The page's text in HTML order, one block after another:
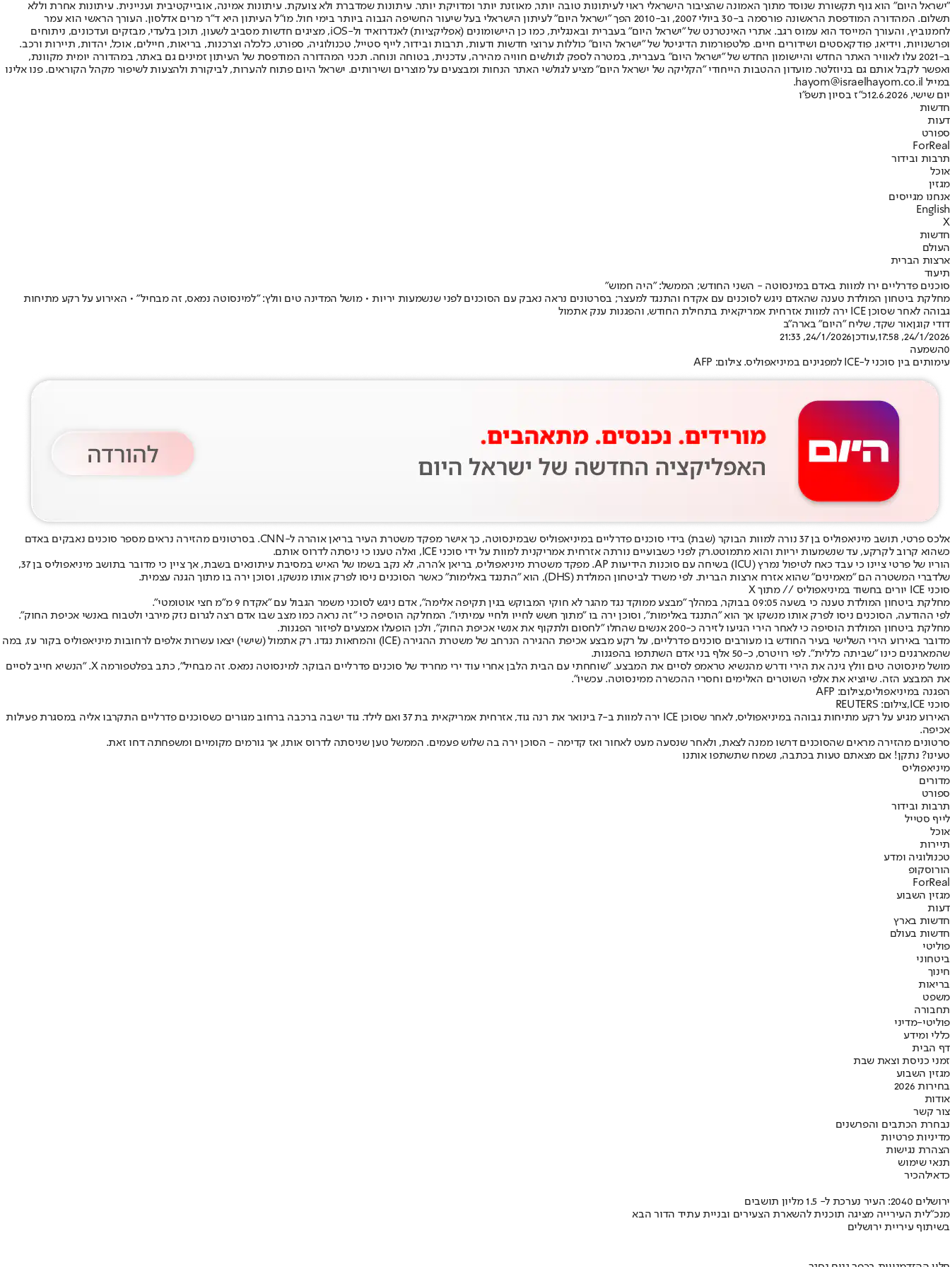
"ישראל היום" הוא גוף תקשורת שנוסד מתוך האמונה שהציבור הישראלי ראוי לעיתונות טובה יותר, מאוזנת יותר ומדויקת יותר. עיתונות שמדברת ולא צועקת. עיתונות אמינה, אובייקטיבית ועניינית. עיתונות אחרת וללא
תשלום. המהדורה המודפסת הראשונה פורסמה ב-30 ביולי 2007, וב-2010 הפך "ישראל היום" לעיתון הישראלי בעל שיעור החשיפה הגבוה ביותר בימי חול. מו"ל העיתון היא ד"ר מרים אדלסון. העורך הראשי הוא עמר
לחמנוביץ, והעורך המייסד הוא עמוס רגב. אתרי האינטרנט של "ישראל היום" בעברית ובאנגלית, כמו כן היישומונים (אפליקציות) לאנדרואיד ול-iOS, מציגים חדשות מסביב לשעון, תוכן בלעדי, מבזקים ועדכונים, ניתוחים
ופרשנויות, וידיאו, פודקאסטים ושידורים חיים. פלטפורמות הדיגיטל של "ישראל היום" כוללות ערוצי חדשות ודעות, תרבות ובידור, לייף סטייל, טכנולוגיה, ספורט, כלכלה וצרכנות, בריאות, חיילים, אוכל, יהדות, תיירות ורכב.
ב-2021 עלו לאוויר האתר החדש והיישומון החדש של "ישראל היום" בעברית, במטרה לספק לגולשים חוויה מהירה, עדכנית, בטוחה ונוחה. תכני המהדורה המודפסת של העיתון זמינים גם באתר, במהדורה יומית מקוונת,
ואפשר לקבל אותם גם בניוזלטר. מועדון ההטבות הייחודי "הקליקה של ישראל היום" מציע לגולשי האתר הנחות ומבצעים על מוצרים ושירותים. ישראל היום פתוח להערות, לביקורת ולהצעות לשיפור מקהל הקוראים. פנו אלינו
במייל hayom@israelhayom.co.il.
יום שישי, 12.6.2026
כ"ז בסיון תשפ"ו
חדשות
דעות
ספורט
ForReal
תרבות ובידור
אוכל
מגזין
אנחנו מגייסים
English
X
חדשות
העולם
ארצות הברית
תיעוד
סוכנים פדרליים ירו למוות באדם במינסוטה - השני החודש; הממשל: ״היה חמוש״
מחלקת ביטחון המולדת טענה שהאדם ניגש לסוכנים עם אקדח והתנגד למעצר; בסרטונים נראה נאבק עם הסוכנים לפני שנשמעות יריות • מושל המדינה טים וולץ: ״למינסוטה נמאס, זה מבחיל" • האירוע על רקע מתיחות
גבוהה לאחר שסוכן ICE ירה למוות אזרחית אמריקאית בתחילת החודש, והפגנות ענק אתמול
דודי קוגןאור שקד, שליח "היום" בארה"ב
24/1/2026, 17:58
,עודכן24/1/2026, 21:33
0השמעה
עימותים בין סוכני ל-ICE למפגינים במיניאפוליס. צילום: AFP
אלכס פרטי, תושב מיניאפוליס בן 37 נורה למוות הבוקר (שבת) בידי סוכנים פדרליים במיניאפוליס שבמינסוטה, כך אישר מפקד משטרת העיר בריאן אוהרה ל-CNN. בסרטונים מהזירה נראים מספר סוכנים נאבקים באדם
כשהוא קרוב לקרקע, עד שנשמעות יריות והוא מתמוטט.רק לפני כשבועיים נורתה אזרחית אמריקנית למוות על ידי סוכני ICE
, ואלה טענו כי ניסתה לדרוס אותם.
הוריו של פרטי ציינו כי עבד כאח לטיפול נמרץ (ICU) בשיחה עם סוכנות הידיעות AP. מפקד משטרת מיניאפוליס, בריאן א’הרה, לא נקב בשמו של האיש במסיבת עיתונאים בשבת, אך ציין כי מדובר בתושב מיניאפוליס בן 37,
שלדברי המשטרה הם "מאמינים" שהוא אזרח ארצות הברית. לפי משרד לביטחון המולדת (DHS), הוא "התנגד באלימות" כאשר הסוכנים ניסו לפרק אותו מנשקו, וסוכן ירה בו מתוך הגנה עצמית.
סוכני ICE יורים בחשוד במיניאפוליס // מתוך X
מחלקת ביטחון המולדת טענה כי בשעה 09:05 בבוקר, במהלך ״מבצע ממוקד נגד מהגר לא חוקי המבוקש בגין תקיפה אלימה״, אדם ניגש לסוכני משמר הגבול עם ״אקדח 9 מ״מ חצי אוטומטי״.
לפי ההודעה, הסוכנים ניסו לפרק אותו מנשקו אך הוא ״התנגד באלימות״, וסוכן ירה בו ״מתוך חשש לחייו ולחיי עמיתיו״. המחלקה הוסיפה כי ״זה נראה כמו מצב שבו אדם רצה לגרום נזק מירבי ולטבוח באנשי אכיפת החוק״.
מחלקת ביטחון המולדת הוסיפה כי לאחר הירי הגיעו לזירה כ-200 אנשים שהחלו ״לחסום ולתקוף את אנשי אכיפת החוק״, ולכן הופעלו אמצעים לפיזור הפגנות.
מדובר באירוע הירי השלישי בעיר החודש בו מעורבים סוכנים פדרליים, על רקע מבצע אכיפת ההגירה הנרחב של משטרת ההגירה (ICE) והמחאות נגדו. רק אתמול (שישי) יצאו עשרות אלפים לרחובות מיניאפוליס בקור עז, במה
שהמארגנים כינו ״שביתה כללית״. לפי רויטרס, כ-50 אלף בני אדם השתתפו בהפגנות.
מושל מינסוטה טים וולץ גינה את הירי ודרש מהנשיא טראמפ לסיים את המבצע. ״שוחחתי עם הבית הלבן אחרי עוד ירי מחריד של סוכנים פדרליים הבוקר. למינסוטה נמאס. זה מבחיל״, כתב בפלטפורמה X. ״הנשיא חייב לסיים
את המבצע הזה. שיוציא את אלפי השוטרים האלימים וחסרי ההכשרה ממינסוטה. עכשיו״.
הפגנה במיניאפוליס,צילום: AFP
סוכני ICE,צילום: REUTERS
האירוע מגיע על רקע מתיחות גבוהה במיניאפוליס, לאחר שסוכן ICE ירה למוות ב-7 בינואר את רנה גוד, אזרחית אמריקאית בת 37 ואם לילד. גוד ישבה ברכבה ברחוב מגורים כשסוכנים פדרליים התקרבו אליה במסגרת פעילות
אכיפה.
סרטונים מהזירה מראים שהסוכנים דרשו ממנה לצאת, ולאחר שנסעה מעט לאחור ואז קדימה - הסוכן ירה בה שלוש פעמים. הממשל טען שניסתה לדרוס אותו, אך גורמים מקומיים ומשפחתה דחו זאת.
טעינו? נתקן! אם מצאתם טעות בכתבה, נשמח שתשתפו אותנו
מיניאפוליס
מדורים
ספורט
תרבות ובידור
לייף סטייל
אוכל
תיירות
טכנולוגיה ומדע
הורוסקופ
ForReal
מגזין השבוע
דעות
חדשות בארץ
חדשות בעולם
פוליטי
ביטחוני
חינוך
בריאות
משפט
תחבורה
פוליטי-מדיני
כללי ומידע
דף הבית
זמני כניסת וצאת שבת
מגזין השבוע
בחירות 2026
אודות
צור קשר
נבחרת הכתבים והפרשנים
מדיניות פרטיות
הצהרת נגישות
תנאי שימוש
כדאילהכיר
ירושלים 2040: העיר נערכת ל- 1.5 מליון תושבים
מנכ"לית העירייה מציגה תוכנית להשארת הצעירים ובניית עתיד הדור הבא
בשיתוף עיריית ירושלים